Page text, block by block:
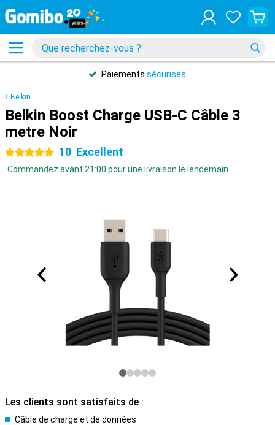
Paiements sécurisés
Belkin
Belkin Boost Charge USB-C Câble 3
metre Noir
5 étoiles10 Excellent
Commandez avant 21:00 pour une livraison le lendemain
Les clients sont satisfaits de :
Câble de charge et de données